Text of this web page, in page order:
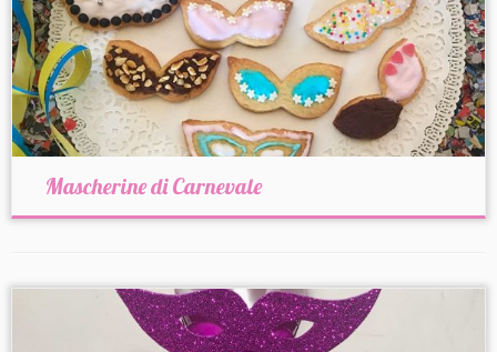
Mascherine di Carnevale